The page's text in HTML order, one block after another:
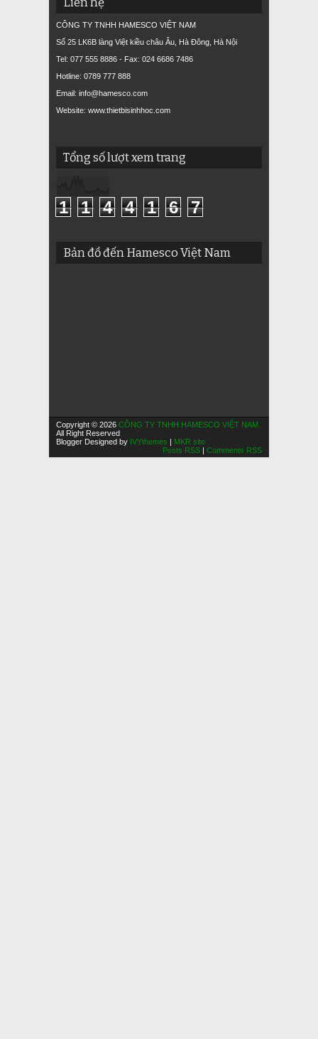
CÔNG TY TNHH HAMESCO VIỆT NAM
Số 25 LK6B làng Việt kiều châu Âu, Hà Đông, Hà Nội
Tel: 077 555 8886 - Fax: 024 6686 7486
Hotline: 0789 777 888
Email: info@hamesco.com
Website: www.thietbisinhhoc.com
Tổng số lượt xem trang
1 1 4 4 1 6 7
Bản đồ đến Hamesco Việt Nam
Copyright © 2026 CÔNG TY TNHH HAMESCO VIỆT NAM
All Right Reserved
Blogger Designed by IVYthemes | MKR site
Posts RSS | Comments RSS